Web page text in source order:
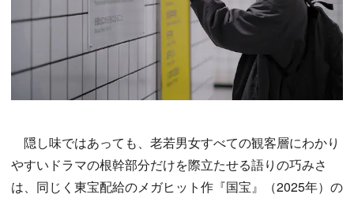
隠し味ではあっても、老若男女すべての観客層にわかり
やすいドラマの根幹部分だけを際立たせる語りの巧みさ
は、同じく東宝配給のメガヒット作『国宝』（2025年）の